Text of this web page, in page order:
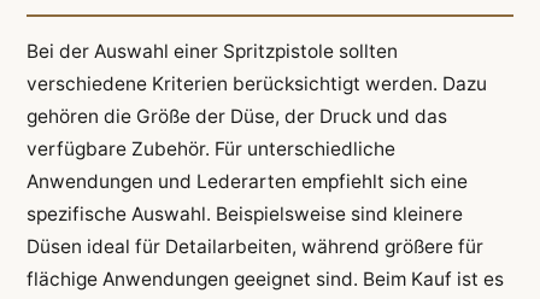
Bei der Auswahl einer Spritzpistole sollten
verschiedene Kriterien berücksichtigt werden. Dazu
gehören die Größe der Düse, der Druck und das
verfügbare Zubehör. Für unterschiedliche
Anwendungen und Lederarten empfiehlt sich eine
spezifische Auswahl. Beispielsweise sind kleinere
Düsen ideal für Detailarbeiten, während größere für
flächige Anwendungen geeignet sind. Beim Kauf ist es